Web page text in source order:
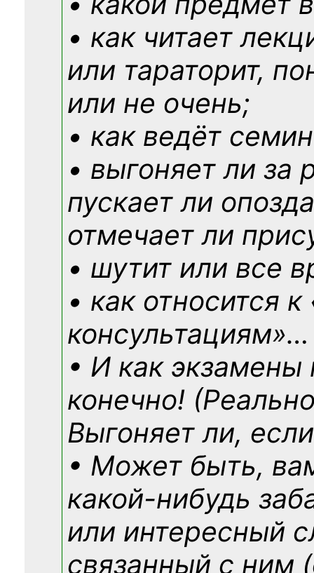
• как читает
или тараторит,
или не очень;
• как ведёт
• выгоняет ли за
пускает ли
отмечает ли
• шутит или все
• как относится
консультациям»…
• И как экзамены
конечно!
Выгоняет ли,
• Может быть,
какой-нибудь
или интересный
связанный с ним